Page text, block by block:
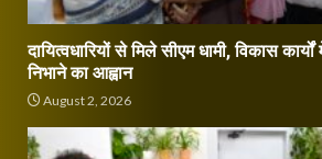
दायित्वधारियों से मिले सीएम धामी, विकास
निभाने का आह्वान
August 2, 2026